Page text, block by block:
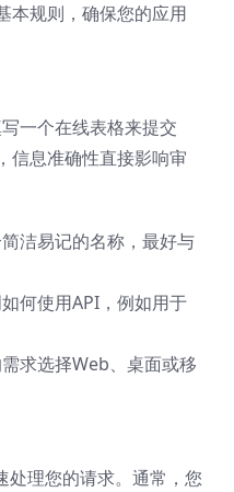
本规则，确保您的应用
一个在线表格来提交
信息准确性直接影响审
洁易记的名称，最好与
何使用API，例如用于
求选择Web、桌面或移
理您的请求。通常，您